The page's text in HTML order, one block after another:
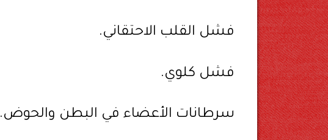
فشل القلب الاحتقاني.
فشل كلوي.
سرطانات الأعضاء في البطن والحوض.